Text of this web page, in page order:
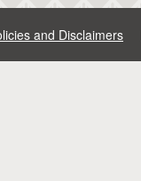
and Disclaimers